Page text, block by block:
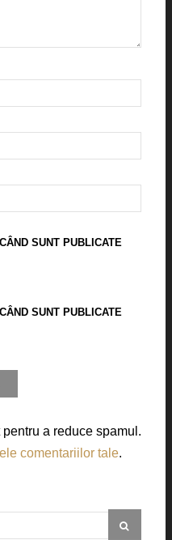
SUNT PUBLICATE
SUNT PUBLICATE
a reduce spamul.
comentariilor tale.